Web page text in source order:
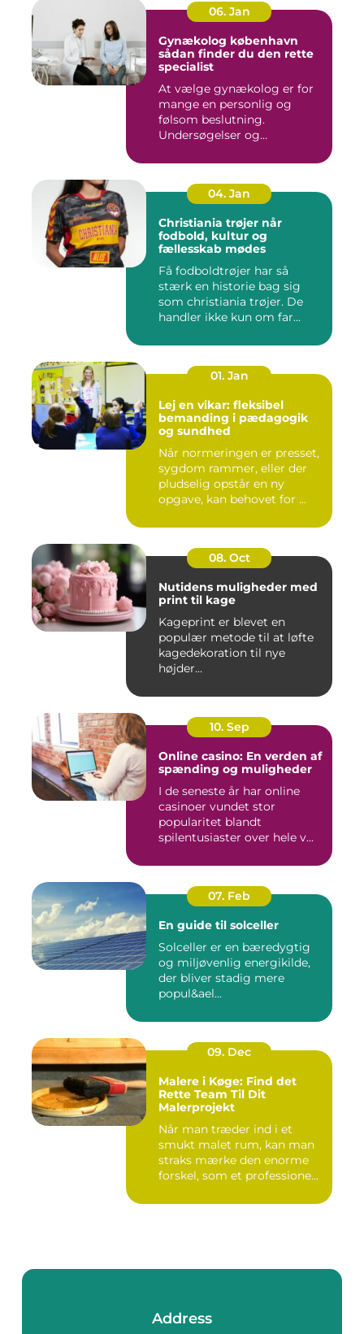
06. Jan
Gynækolog københavn
sådan finder du den rette
specialist
At vælge gynækolog er for
mange en personlig og
følsom beslutning.
Undersøgelser og
04. Jan
Christiania trøjer når
fodbold, kultur og
fællesskab mødes
Få fodboldtrøjer har så
stærk en historie bag sig
som christiania trøjer. De
handler ikke kun om far...
01. Jan
Lej en vikar: fleksibel
bemanding i pædagogik
og sundhed
Når normeringen er presset,
sygdom rammer, eller der
pludselig opstår en ny
opgave, kan behovet for ...
08. Oct
Nutidens muligheder med
print til kage
Kageprint er blevet en
populær metode til at løfte
kagedekoration til nye
højder...
10. Sep
Online casino: En verden af
spænding og muligheder
I de seneste år har online
casinoer vundet stor
popularitet blandt
spilentusiaster over hele v...
07. Feb
En guide til solceller
Solceller er en bæredygtig
og miljøvenlig energikilde,
der bliver stadig mere
popul&ael...
09. Dec
Malere i Køge: Find det
Rette Team Til Dit
Malerprojekt
Når man træder ind i et
smukt malet rum, kan man
straks mærke den enorme
forskel, som et professione...
Address